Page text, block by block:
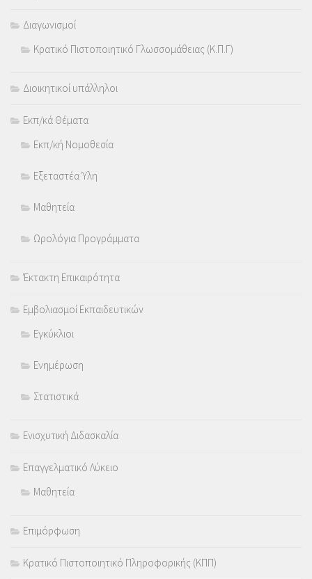
Διαγωνισμοί
Κρατικό Πιστοποιητικό Γλωσσομάθειας (Κ.Π.Γ)
Διοικητικοί υπάλληλοι
Εκπ/κά Θέματα
Εκπ/κή Νομοθεσία
Εξεταστέα Ύλη
Μαθητεία
Ωρολόγια Προγράμματα
Έκτακτη Επικαιρότητα
Εμβολιασμοί Εκπαιδευτικών
Εγκύκλιοι
Ενημέρωση
Στατιστικά
Ενισχυτική Διδασκαλία
Επαγγελματικό Λύκειο
Μαθητεία
Επιμόρφωση
Κρατικό Πιστοποιητικό Πληροφορικής (ΚΠΠ)